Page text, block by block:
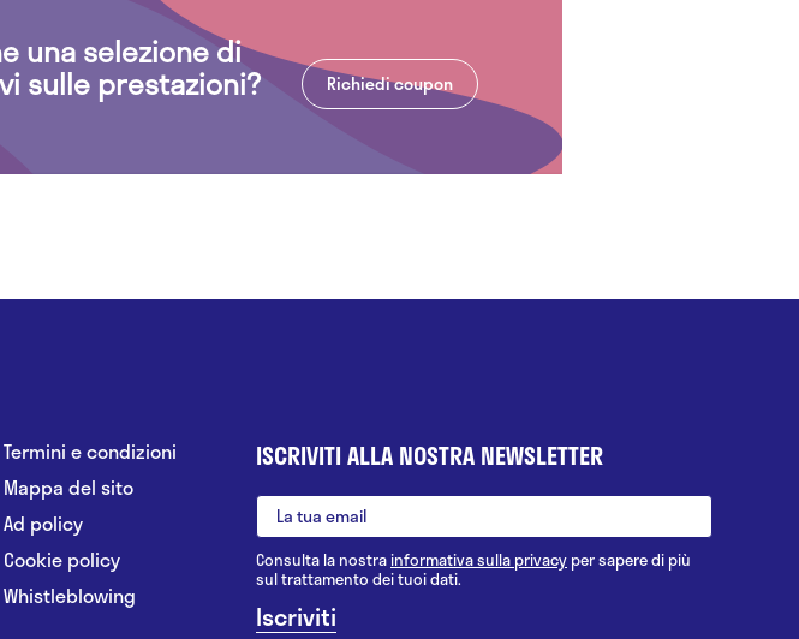
una selezione di
sulle prestazioni? Richiedi coupon
Termini e condizioni
Mappa del sito
Ad policy
Cookie policy
Whistleblowing
ISCRIVITI ALLA NOSTRA NEWSLETTER
Consulta la nostrainformativa sulla privacy per sapere di più
sul trattamento dei tuoi dati.